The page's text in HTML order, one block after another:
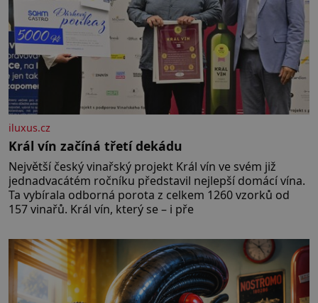
iluxus.cz
Král vín začíná třetí dekádu
Největší český vinařský projekt Král vín ve svém již
jednadvacátém ročníku představil nejlepší domácí vína.
Ta vybírala odborná porota z celkem 1260 vzorků od
157 vinařů. Král vín, který se – i pře